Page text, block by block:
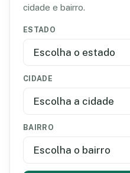
cidade e bairro.
ESTADO
CIDADE
BAIRRO